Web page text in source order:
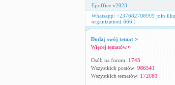
Epoffice v2023
Whatsapp: +237682708999 join
organization( 666 )
Dodaj swój temat
Więcej tematów
Osób na forum: 1743
Wszystkich postów: 986541
Wszystkich tematów: 172081